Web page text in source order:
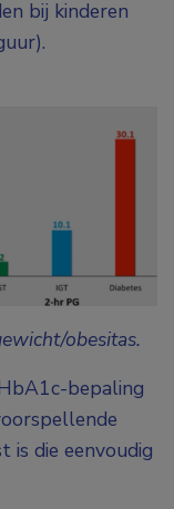
bij kinderen
obesitas.
1c-bepaling
is die eenvoudig